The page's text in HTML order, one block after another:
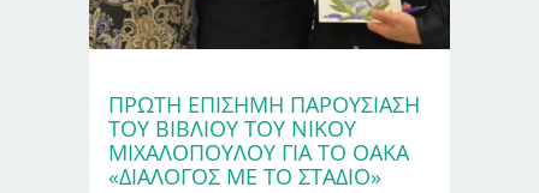
ΠΡΏΤΗ ΕΠΊΣΗΜΗ ΠΑΡΟΥΣΊΑΣΗ
ΤΟΥ ΒΙΒΛΊΟΥ ΤΟΥ ΝΊΚΟΥ
ΜΙΧΑΛΌΠΟΥΛΟΥ ΓΙΑ ΤΟ ΟΑΚΑ
«ΔΙΆΛΟΓΟΣ ΜΕ ΤΟ ΣΤΆΔΙΟ»